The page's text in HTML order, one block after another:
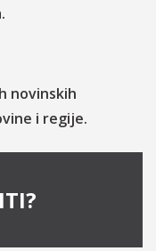
novinskih
i regije.